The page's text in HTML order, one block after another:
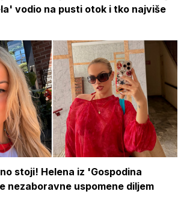
vodio na pusti otok i tko najviše
stoji! Helena iz 'Gospodina
nezaboravne uspomene diljem